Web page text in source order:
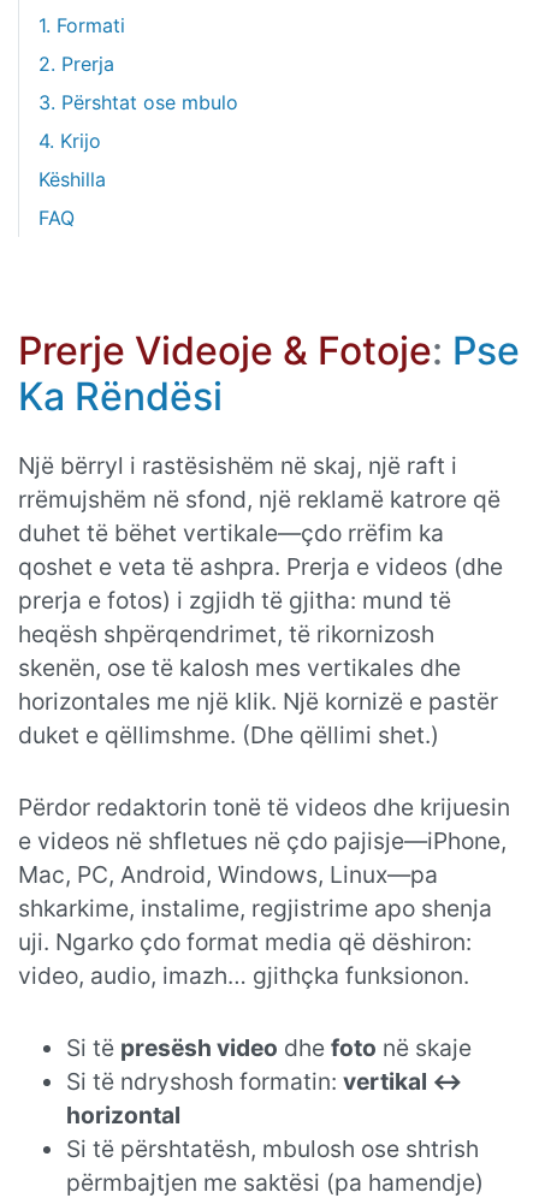
1. Formati
2. Prerja
3. Përshtat ose mbulo
4. Krijo
Këshilla
FAQ
Prerje Videoje & Fotoje: Pse
Ka Rëndësi
Një bërryl i rastësishëm në skaj, një raft i
rrëmujshëm në sfond, një reklamë katrore që
duhet të bëhet vertikale—çdo rrëfim ka
qoshet e veta të ashpra. Prerja e videos (dhe
prerja e fotos) i zgjidh të gjitha: mund të
heqësh shpërqendrimet, të rikornizosh
skenën, ose të kalosh mes vertikales dhe
horizontales me një klik. Një kornizë e pastër
duket e qëllimshme. (Dhe qëllimi shet.)
Përdor redaktorin tonë të videos dhe krijuesin
e videos në shfletues në çdo pajisje—iPhone,
Mac, PC, Android, Windows, Linux—pa
shkarkime, instalime, regjistrime apo shenja
uji. Ngarko çdo format media që dëshiron:
video, audio, imazh… gjithçka funksionon.
Si të presësh video dhe foto në skaje
Si të ndryshosh formatin: vertikal ↔
horizontal
Si të përshtatësh, mbulosh ose shtrish
përmbajtjen me saktësi (pa hamendje)